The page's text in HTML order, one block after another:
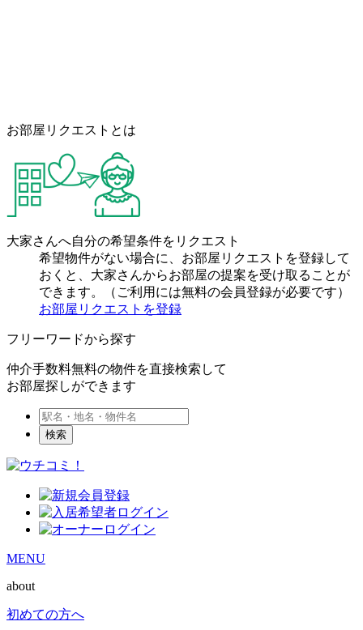
お部屋リクエストとは
大家さんへ自分の希望条件をリクエスト
希望物件がない場合に、お部屋リクエストを登録して
おくと、大家さんからお部屋の提案を受け取ることが
できます。（ご利用には無料の会員登録が必要です）
お部屋リクエストを登録
フリーワードから探す
仲介手数料無料の物件を直接検索して
お部屋探しができます
検索
MENU
about
初めての方へ